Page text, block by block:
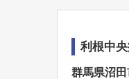
利根中
群馬県沼